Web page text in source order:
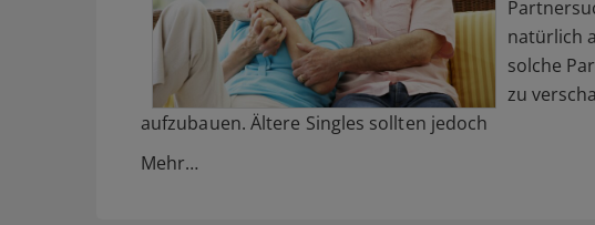
natürlich
solche
zu
aufzubauen. Ältere Singles sollten jedoch
Mehr…